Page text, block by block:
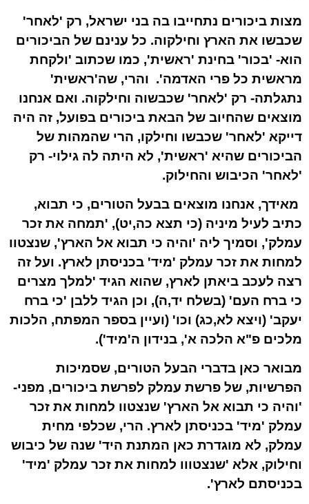
מצות ביכורים נתחייבו בה בני ישראל, רק 'לאחר'
שכבשו את הארץ וחילקוה. כל ענינם של הביכורים
הוא- 'בכור' בחינת 'ראשית', כמו שכתוב 'ולקחת
מראשית כל פרי האדמה'. והרי, שה'ראשית'
נתגלתה- רק 'לאחר' שכבשוה וחילקוה. ואם אנחנו
מוצאים שהחיוב של הבאת ביכורים בפועל, זה היה
דייקא 'לאחר' שכבשו וחילקו, הרי שהמהות של
הביכורים שהיא 'ראשית', לא היתה לה גילוי- רק
'לאחר' הכיבוש והחילוק.
מאידך, אנחנו מוצאים בבעל הטורים, כי תבוא,
כתיב לעיל מיניה (כי תצא כה,יט), 'תמחה את זכר
עמלק', וסמיך ליה 'והיה כי תבוא אל הארץ', שנצטוו
למחות את זכר עמלק 'מיד' בכניסתן לארץ. ועל זה
רצה לעכב ביאתן לארץ, שהוא הגיד 'למלך מצרים
כי ברח העם' (בשלח יד,ה), וכן הגיד ללבן 'כי ברח
יעקב' (ויצא לא,כג) וכו' (ועיין בספר המפתח, הלכות
מלכים פ"א הלכה א', בנידון ה'מיד').
מבואר כאן בדברי הבעל הטורים, שסמיכות
הפרשיות, של פרשת עמלק לפרשת ביכורים, מפני-
'והיה כי תבוא אל הארץ' שנצטוו למחות את זכר
עמלק 'מיד' בכניסתן לארץ. הרי, שכלפי מחית
עמלק, לא מוגדרת כאן המתנת היד' שנה של כיבוש
וחילוק, אלא 'שנצטווו למחות את זכר עמלק 'מיד'
בכניסתם לארץ'.